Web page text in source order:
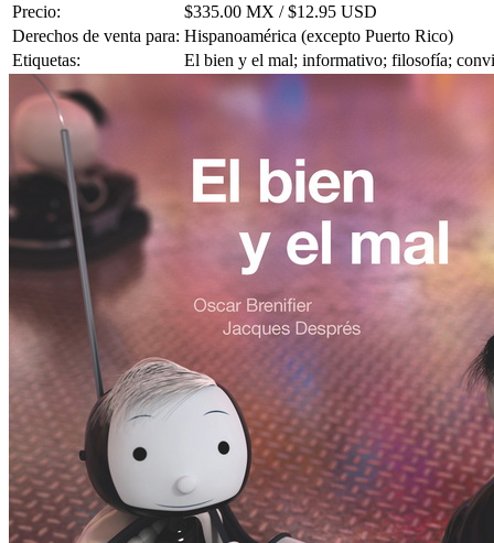
Precio:
$335.00 MX / $12.95 USD
Derechos de venta para: Hispanoamérica (excepto Puerto Rico)
Etiquetas:
El bien y el mal; informativo; filosofía;